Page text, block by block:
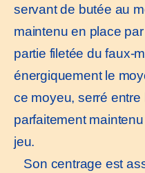
servant de butée au
maintenu en place
partie filetée du faux-
énergiquement le
ce moyeu, serré
parfaitement
jeu.
Son centrage est